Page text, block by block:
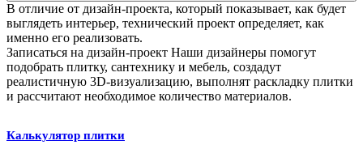
В отличие от дизайн-проекта, который показывает, как будет
выглядеть интерьер, технический проект определяет, как
именно его реализовать.
Записаться на дизайн-проект Наши дизайнеры помогут
подобрать плитку, сантехнику и мебель, создадут
реалистичную 3D-визуализацию, выполнят раскладку плитки
и рассчитают необходимое количество материалов.
Калькулятор плитки